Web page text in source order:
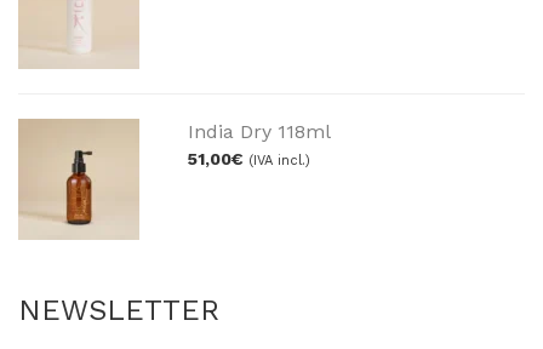
India Dry 118ml
51,00€ (IVA incl.)
NEWSLETTER